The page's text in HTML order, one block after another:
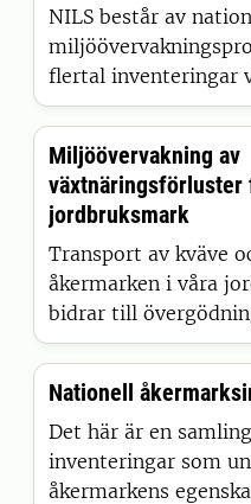
och tillgängliggör
genom nationell och
NILS består av
flertal inventeringar
samla, analysera
om hur landskap ser
över tid.
data som ligger till
rapporteringen samt
miljökvalitetsmål
2030 målen.
Miljöövervakning av
växtnäringsförluster
jordbruksmark
Transport av kväve
åkermarken i våra
bidrar till
Två program inom
miljöövervakningen;
på åkermark och
jordbruksmark
förekomsten av
vatten som rinner
Nationell
Det här är en
inventeringar som
åkermarkens